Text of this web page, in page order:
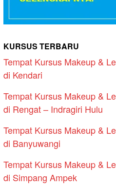
KURSUS TERBARU
Tempat Kursus Makeup &
di Kendari
Tempat Kursus Makeup &
di Rengat – Indragiri Hulu
Tempat Kursus Makeup &
di Banyuwangi
Tempat Kursus Makeup &
di Simpang Ampek